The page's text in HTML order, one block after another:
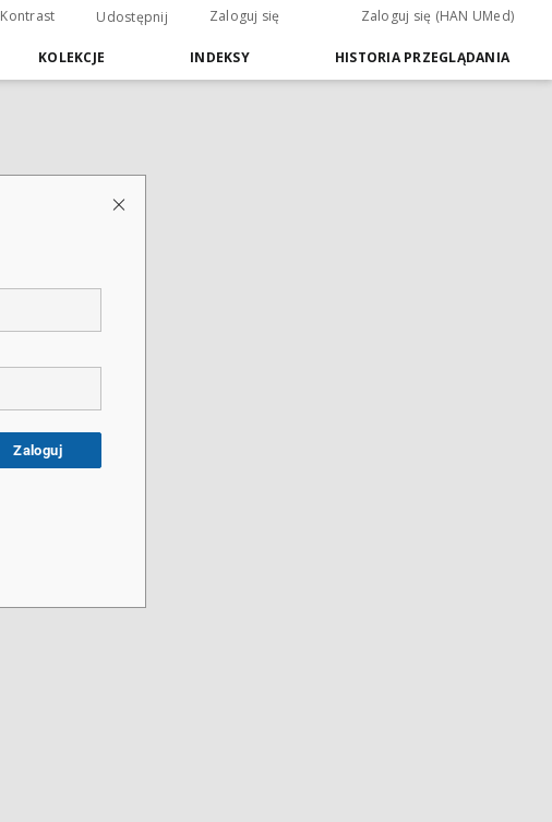
Kontrast Udostępnij Zaloguj się Zaloguj się (HAN UMed)
KOLEKCJE INDEKSY HISTORIA PRZEGLĄDANIA
Zaloguj